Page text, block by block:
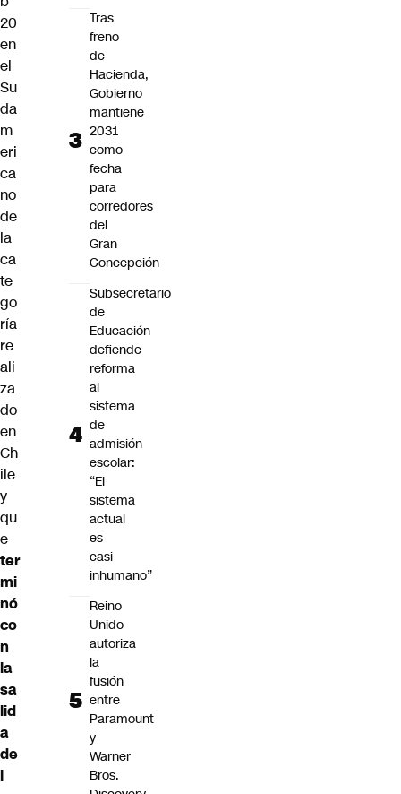
20
en
el
Su
da
m
eri
ca
no
de
la
ca
te
go
ría
re
ali
za
do
en
Ch
ile
y
qu
e
ter
mi
nó
co
n
la
sa
lid
a
de
l
Tras
freno
de
Hacienda,
Gobierno
mantiene
2031
como
fecha
para
corredores
del
Gran
Concepción
Subsecretario
de
Educación
defiende
reforma
al
sistema
de
admisión
escolar:
“El
sistema
actual
es
casi
inhumano”
Reino
Unido
autoriza
la
fusión
entre
Paramount
y
Warner
Bros.